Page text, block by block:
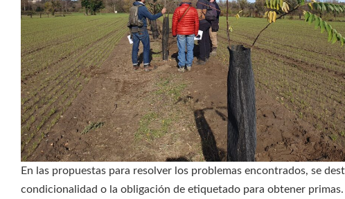
En las propuestas para resolver los problemas encontrados, se
condicionalidad o la obligación de etiquetado para obtener primas.